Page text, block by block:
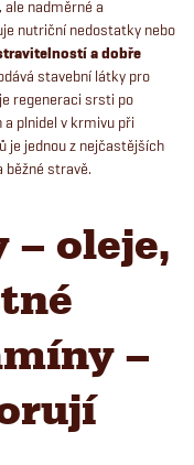
ale nadměrné a
nutriční nedostatky nebo
a dobře
stavební látky pro
regeneraci srsti po
plnidel v krmivu při
je jednou z nejčastějších
běžné stravě.
oleje,
–